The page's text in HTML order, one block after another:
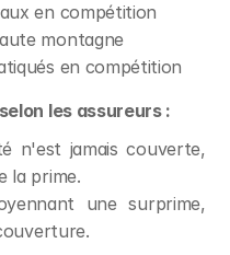
en compétition
montagne
en compétition
les assureurs :
n'est jamais couverte,
la prime.
une surprime,